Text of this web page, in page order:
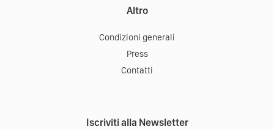
Altro
Condizioni generali
Press
Contatti
Iscriviti alla Newsletter